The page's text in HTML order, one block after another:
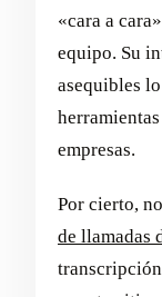
«cara a
equipo. Su
asequibles
empresas.
Por cierto,
de llamadas